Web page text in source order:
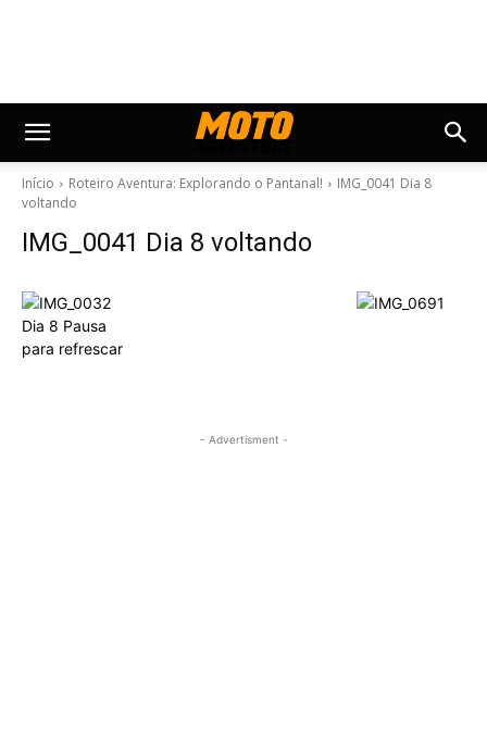
Início Roteiro Aventura: Explorando o Pantanal!
IMG_0041 Dia 8
voltando
IMG_0041 Dia 8 voltando
- Advertisment -